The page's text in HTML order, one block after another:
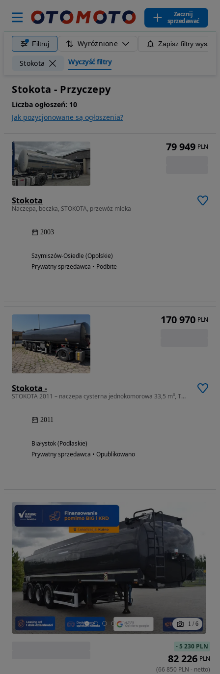
Zacznij
sprzedawać
Filtruj Wyróżnione Zapisz filtry
Stokota Wyczyść filtry
Stokota - Przyczepy
Liczba ogłoszeń: 10
Jak pozycjonowane są ogłoszenia?
Stokota
Naczepa, beczka, STOKOTA, przewóz mleka
2003
Szymiszów-Osiedle (Opolskie)
Prywatny sprzedawca • Podbite
79 949 PLN
Stokota -
STOKOTA 2011 – naczepa cysterna jednokomorowa 33,5 m³, TDT do 11.2026
2011
Białystok (Podlaskie)
Prywatny sprzedawca • Opublikowano
170 970 PLN
1 / 6
-5 230 PLN
82 226 PLN
(66 850 PLN - netto)